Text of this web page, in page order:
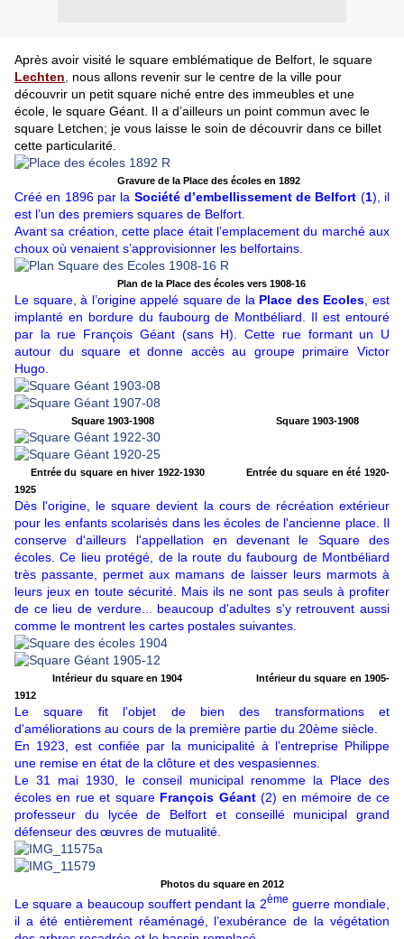
Après avoir visité le square emblématique de Belfort, le square
Lechten
nous allons revenir sur le centre de la ville pour
découvrir un petit square niché entre des immeubles et une
école, le square Géant. Il a d’ailleurs un point commun avec le
square Letchen; je vous laisse le soin de découvrir dans ce billet
cette particularité.
Gravure de la Place des écoles en 1892
Créé en 1896 par la Société d’embellissement de Belfort (1), il
est l’un des premiers squares de Belfort.
Avant sa création, cette place était l’emplacement du marché aux
choux où venaient s’approvisionner les belfortains.
Plan de la Place des écoles vers 1908-16
Le square, à l’origine appelé square de la Place des Ecoles , est
implanté en bordure du faubourg de Montbéliard. Il est entouré
par la rue François Géant (sans H). Cette rue formant un U
autour du square et donne accès au groupe primaire Victor
Hugo.
Square 1903-1908 Square 1903-1908
Entrée du square en hiver 1922-1930 Entrée du square en été 1920-
1925
Dès l'origine, le square devient la cours de récréation extérieur
pour les enfants scolarisés dans les écoles de l'ancienne place. Il
conserve d'ailleurs l'appellation en devenant le Square des
écoles. Ce lieu protégé, de la route du faubourg de Montbéliard
très passante, permet aux mamans de laisser leurs marmots à
leurs jeux en toute sécurité. Mais ils ne sont pas seuls à profiter
de ce lieu de verdure... beaucoup d'adultes s'y retrouvent aussi
comme le montrent les cartes postales suivantes.
Intérieur du square en 1904 Intérieur du square en 1905-
1912
Le square fit l’objet de bien des transformations et
d'améliorations au cours de la première partie du 20ème siècle.
En 1923, est confiée par la municipalité à l’entreprise Philippe
une remise en état de la clôture et des vespasiennes.
Le 31 mai 1930, le conseil municipal renomme la Place des
écoles en rue et square François Géant(2) en mémoire de ce
professeur du lycée de Belfort et conseillé municipal grand
défenseur des œuvres de mutualité.
Photos du square en 2012
Le square a beaucoup souffert pendant la 2ème guerre mondiale,
il a été entièrement réaménagé, l’exubérance de la végétation